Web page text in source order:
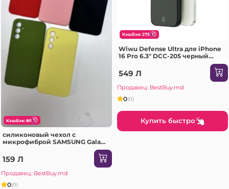
КэшБэк: 80
силиконовый чехол с
микрофиброй SAMSUNG Galaxy
A37 песочно-розовый Чехол
159 Л
Продавец: BestBuy.md
0(0)
КэшБэк: 275
Wiwu Defense Ultra для iPhone
16 Pro 6.3" DCC-205 черный
549 Л
Продавец: BestBuy.md
0(0)
Купить быстро